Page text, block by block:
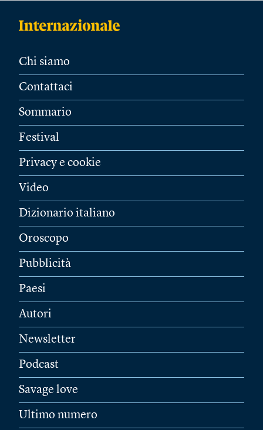
Chi siamo
Contattaci
Sommario
Festival
Privacy e cookie
Video
Dizionario italiano
Oroscopo
Pubblicità
Paesi
Autori
Newsletter
Podcast
Savage love
Ultimo numero